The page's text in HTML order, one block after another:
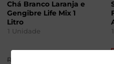
Chá Branco Laranja e
Gengibre Life Mix 1
Litro
1 Unidade
R$
1